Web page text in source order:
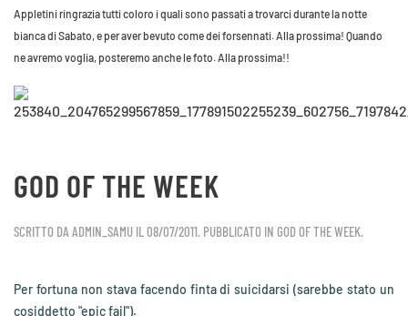
Appletini ringrazia tutti coloro i quali sono passati a trovarci durante la notte
bianca di Sabato, e per aver bevuto come dei forsennati. Alla prossima! Quando
ne avremo voglia, posteremo anche le foto. Alla prossima!!
GOD OF THE WEEK
SCRITTO DA ADMIN_SAMU IL08/07/2011. PUBBLICATO IN GOD OF THE WEEK.
Per fortuna non stava facendo finta di suicidarsi (sarebbe stato un
cosiddetto "epic fail").